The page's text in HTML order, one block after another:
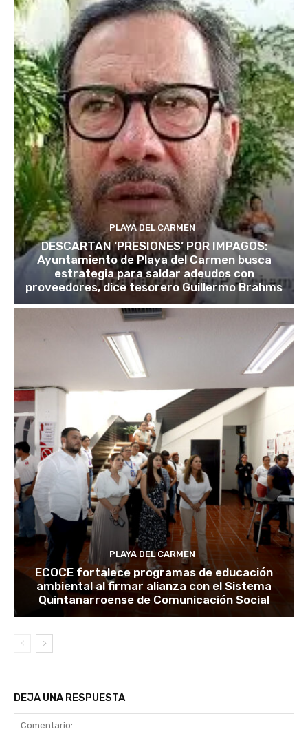
PLAYA DEL CARMEN
DESCARTAN ‘PRESIONES’ POR IMPAGOS:
Ayuntamiento de Playa del Carmen busca
estrategia para saldar adeudos con
proveedores, dice tesorero Guillermo Brahms
PLAYA DEL CARMEN
ECOCE fortalece programas de educación
ambiental al firmar alianza con el Sistema
Quintanarroense de Comunicación Social
DEJA UNA RESPUESTA